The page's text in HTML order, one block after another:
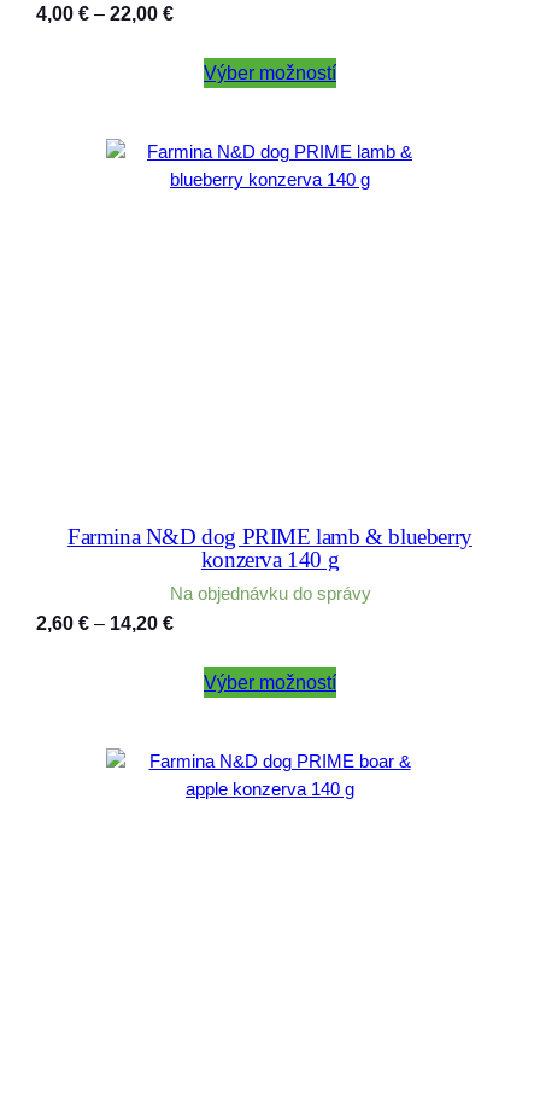
4,00 € – 22,00 €Price
4,00 €Výber možností
Farmina N&D dog PRIME lamb & blueberry
konzerva 140 g
Na objednávku do správy
2,60 € – 14,20 €Price
2,60 €Výber možností